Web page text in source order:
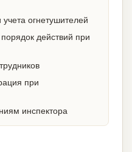
огнетушителей
действий при
при
инспектора